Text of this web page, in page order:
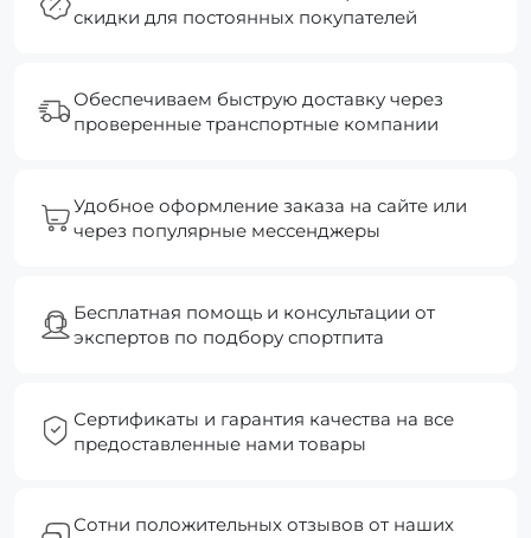
скидки для постоянных покупателей
Обеспечиваем быструю доставку через
проверенные транспортные компании
Удобное оформление заказа на сайте или
через популярные мессенджеры
Бесплатная помощь и консультации от
экспертов по подбору спортпита
Сертификаты и гарантия качества на все
предоставленные нами товары
Сотни положительных отзывов от наших